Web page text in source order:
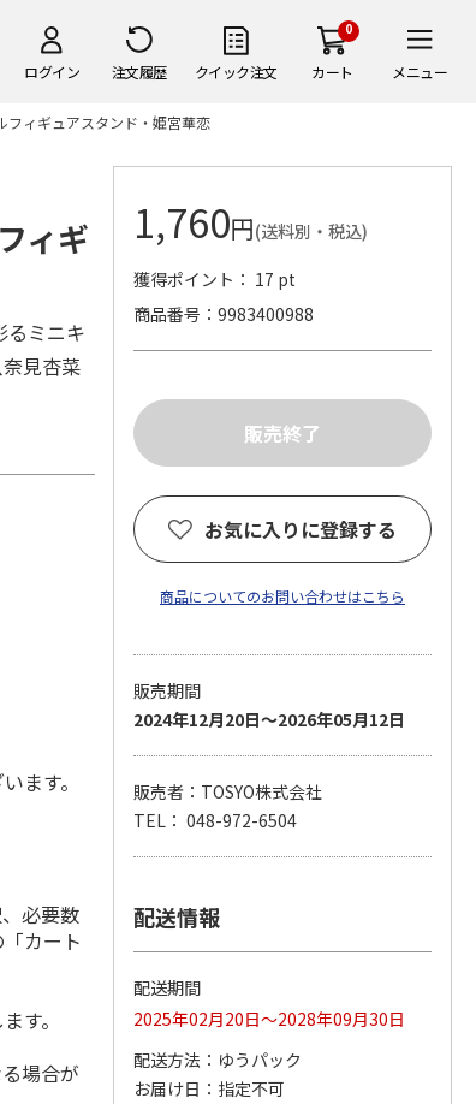
ログイン 注文履歴 クイック注文
0
カート メニュー
ィギュアスタンド・姫宮華恋
ィギ
るミニキ
見杏菜
ます。
必要数
カート
す。
場合が
1,760円(送料別・税込)
獲得ポイント： 17 pt
商品番号
9983400988
お気に入りに登録する
商品についてのお問い合わせはこちら
販売期間
2024年12月20日～2026年05月12日
販売者：TOSYO株式会社
TEL： 048-972-6504
配送情報
配送期間
2025年02月20日～2028年09月30日
配送方法
ゆうパック
お届け日
指定不可